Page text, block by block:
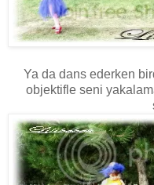
Ya da dans ederken
objektifle seni